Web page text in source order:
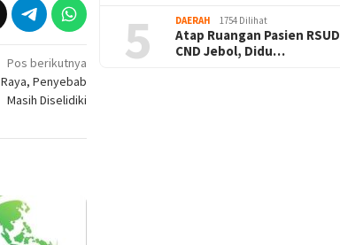
Pos berikutnya
Penyebab
Masih Diselidiki
5 DAERAH 1754 Dilihat
Atap Ruangan Pasien RSUD
CND Jebol, Didu…